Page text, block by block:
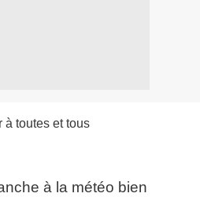
à toutes et tous
à la météo bien